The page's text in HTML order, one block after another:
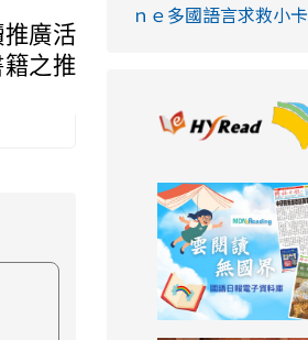
廣活
之推
ｎｅ多國語言求救小卡